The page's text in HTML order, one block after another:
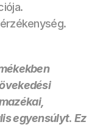
egyensúlyt. Ez